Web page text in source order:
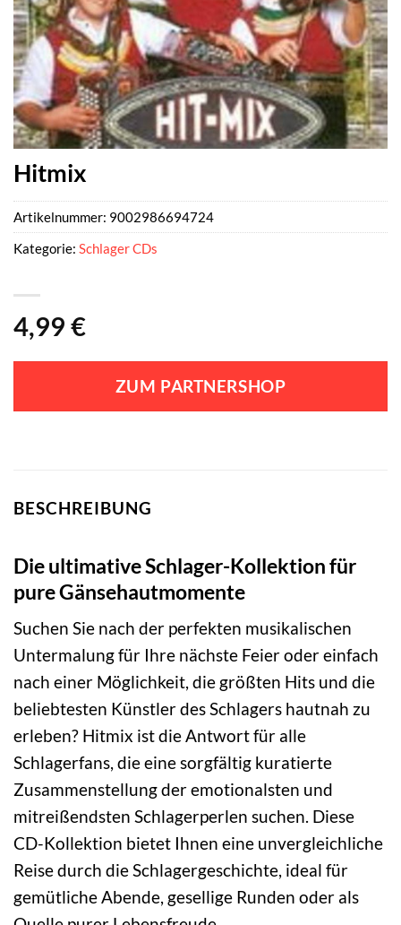
Hitmix
4,99 €
ZUM PARTNERSHOP
Artikelnummer: 9002986694724
Kategorie: Schlager CDs
BESCHREIBUNG
Die ultimative Schlager-Kollektion für
pure Gänsehautmomente
Suchen Sie nach der perfekten musikalischen
Untermalung für Ihre nächste Feier oder einfach
nach einer Möglichkeit, die größten Hits und die
beliebtesten Künstler des Schlagers hautnah zu
erleben? Hitmix ist die Antwort für alle
Schlagerfans, die eine sorgfältig kuratierte
Zusammenstellung der emotionalsten und
mitreißendsten Schlagerperlen suchen. Diese
CD-Kollektion bietet Ihnen eine unvergleichliche
Reise durch die Schlagergeschichte, ideal für
gemütliche Abende, gesellige Runden oder als